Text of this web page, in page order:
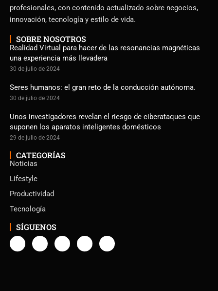
profesionales, con contenido actualizado sobre negocios,
innovación, tecnología y estilo de vida.
SOBRE NOSOTROS
Realidad Virtual para hacer de las resonancias magnéticas
una experiencia más llevadera
30 de julio de 2024
Seres humanos: el gran reto de la conducción autónoma.
30 de julio de 2024
Unos investigadores revelan el riesgo de ciberataques que
suponen los aparatos inteligentes domésticos
29 de julio de 2024
CATEGORÍAS
Noticias
Lifestyle
Productividad
Tecnología
SÍGUENOS